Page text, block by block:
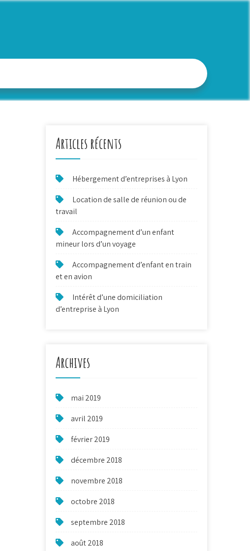
Articles récents
Hébergement d’entreprises à Lyon
Location de salle de réunion ou de
travail
Accompagnement d’un enfant
mineur lors d’un voyage
Accompagnement d’enfant en train
et en avion
Intérêt d’une domiciliation
d’entreprise à Lyon
Archives
mai 2019
avril 2019
février 2019
décembre 2018
novembre 2018
octobre 2018
septembre 2018
août 2018